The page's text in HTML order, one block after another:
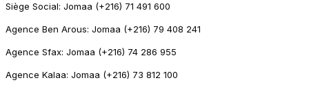
Siège Social: Jomaa (+216) 71 491 600
Agence Ben Arous: Jomaa (+216) 79 408 241
Agence Sfax: Jomaa (+216) 74 286 955
Agence Kalaa: Jomaa (+216) 73 812 100